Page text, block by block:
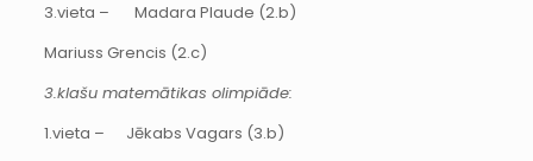
3.vieta – Madara Plaude (2.b)
Mariuss Grencis (2.c)
3.klašu matemātikas olimpiāde:
1.vieta – Jēkabs Vagars (3.b)